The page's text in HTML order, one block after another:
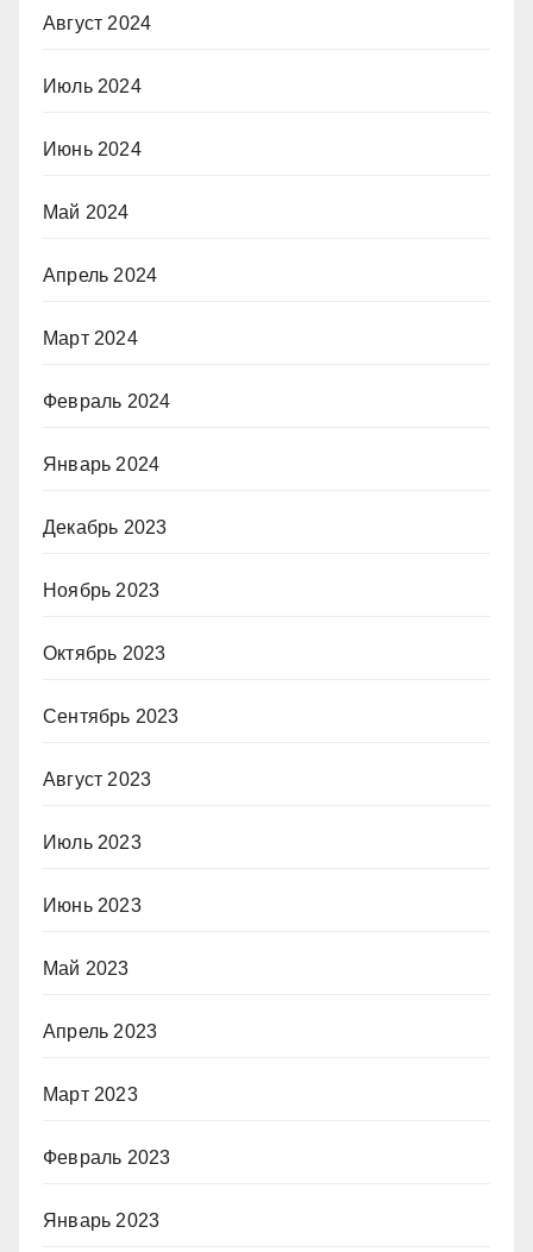
Август 2024
Июль 2024
Июнь 2024
Май 2024
Апрель 2024
Март 2024
Февраль 2024
Январь 2024
Декабрь 2023
Ноябрь 2023
Октябрь 2023
Сентябрь 2023
Август 2023
Июль 2023
Июнь 2023
Май 2023
Апрель 2023
Март 2023
Февраль 2023
Январь 2023